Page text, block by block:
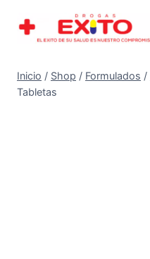
Inicio / Shop / Formulados /
Tabletas